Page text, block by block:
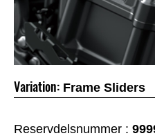
Variation: Frame Sliders
Reservdelsnummer :